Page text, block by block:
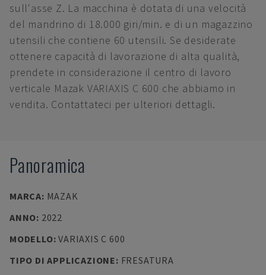
sull'asse Z. La macchina è dotata di una velocità
del mandrino di 18.000 giri/min. e di un magazzino
utensili che contiene 60 utensili. Se desiderate
ottenere capacità di lavorazione di alta qualità,
prendete in considerazione il centro di lavoro
verticale Mazak VARIAXIS C 600 che abbiamo in
vendita. Contattateci per ulteriori dettagli.
Panoramica
MARCA: MAZAK
ANNO: 2022
MODELLO:VARIAXIS C 600
TIPO DI APPLICAZIONE: FRESATURA